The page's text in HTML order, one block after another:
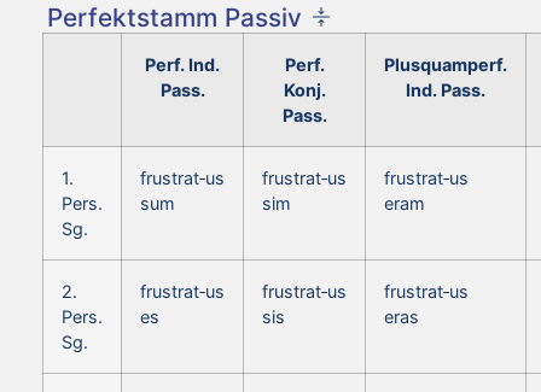
Perfektstamm Passiv
Perf. Ind.
Pass.
Perf.
Konj.
Pass.
Plusquamperf.
Ind. Pass.
1.
Pers.
Sg.
frustrat‑us
sum
frustrat‑us
sim
frustrat‑us
eram
2.
Pers.
Sg.
frustrat‑us
es
frustrat‑us
sis
frustrat‑us
eras